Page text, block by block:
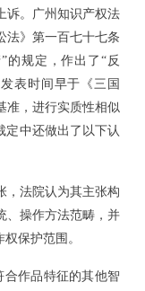
诉。广州知识产权法
法》第一百七十七条
的规定，作出了“反
表时间早于《三国
准，进行实质性相似
定中还做出了以下认
，法院认为其主张构
、操作方法范畴，并
保护范围。
合作品特征的其他智